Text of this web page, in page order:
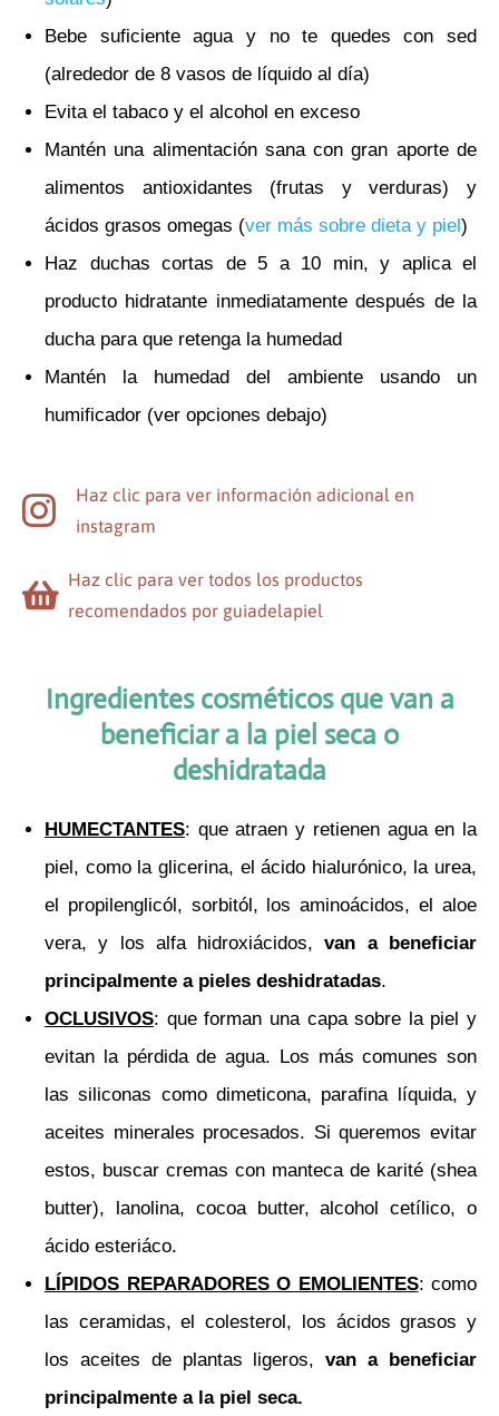
Bebe suficiente agua y no te quedes con sed
(alrededor de 8 vasos de líquido al día)
Evita el tabaco y el alcohol en exceso
Mantén una alimentación sana con gran aporte de
alimentos antioxidantes (frutas y verduras) y
ácidos grasos omegas (ver más sobre dieta y piel)
Haz duchas cortas de 5 a 10 min, y aplica el
producto hidratante inmediatamente después de la
ducha para que retenga la humedad
Mantén la humedad del ambiente usando un
humificador (ver opciones debajo)
Haz clic para ver información adicional en
instagram
Haz clic para ver todos los productos
recomendados por guiadelapiel
Ingredientes cosméticos que van a
beneficiar a la piel seca o
deshidratada
HUMECTANTES: que atraen y retienen agua en la
piel, como la glicerina, el ácido hialurónico, la urea,
el propilenglicól, sorbitól, los aminoácidos, el aloe
vera, y los alfa hidroxiácidos,van a beneficiar
principalmente a pieles deshidratadas.
OCLUSIVOS: que forman una capa sobre la piel y
evitan la pérdida de agua. Los más comunes son
las siliconas como dimeticona, parafina líquida, y
aceites minerales procesados. Si queremos evitar
estos, buscar cremas con manteca de karité (shea
butter), lanolina, cocoa butter, alcohol cetílico, o
ácido esteriáco.
LÍPIDOS REPARADORES O EMOLIENTES: como
las ceramidas, el colesterol, los ácidos grasos y
los aceites de plantas ligeros,van a beneficiar
principalmente a la piel seca.